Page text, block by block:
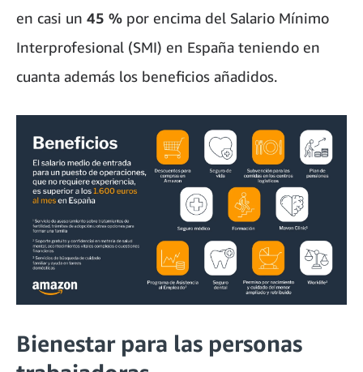
en casi un 45 % por encima del Salario Mínimo
Interprofesional (SMI) en España teniendo en
cuanta además los beneficios añadidos.
Bienestar para las personas